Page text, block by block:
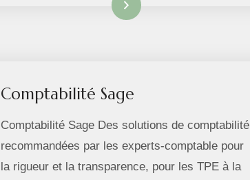
Lire la suite
Comptabilité Sage
Comptabilité Sage Des solutions de comptabilité
recommandées par les experts-comptable pour
la rigueur et la transparence, pour les TPE à la